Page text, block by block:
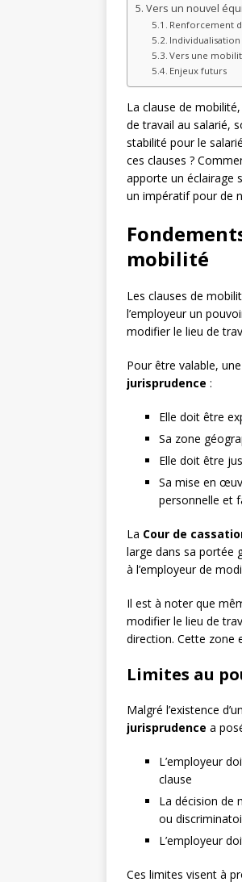
Vers un nouvel
Renforcement
Individualisation
Vers une
Enjeux futurs
La clause de
de travail au salarié,
stabilité pour le
ces clauses ?
apporte un éclairage
un impératif pour de
mobilité
Les clauses de
l’employeur un
modifier le lieu de
Pour être valable,
jurisprudence :
Elle doit être
Sa zone
Elle doit être
Sa mise en
personnelle et
La Cour de
large dans sa portée
à l’employeur de
Il est à noter que
modifier le lieu de
direction. Cette zone
Limites au
Malgré l’existence
jurisprudence a
L’employeur
clause
La décision de
ou
L’employeur
Ces limites visent à